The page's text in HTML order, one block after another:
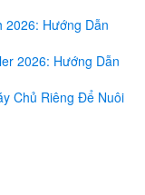
2026: Hướng Dẫn
2026: Hướng Dẫn
Chủ Riêng Để Nuôi